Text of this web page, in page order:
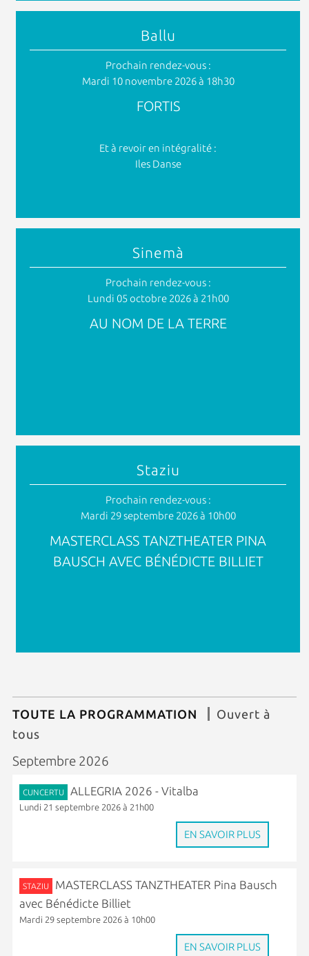
Ballu
Prochain rendez-vous :
Mardi 10 novembre 2026 à 18h30
FORTIS
Et à revoir en intégralité :
Iles Danse
Sinemà
Prochain rendez-vous :
Lundi 05 octobre 2026 à 21h00
AU NOM DE LA TERRE
Staziu
Prochain rendez-vous :
Mardi 29 septembre 2026 à 10h00
MASTERCLASS TANZTHEATER PINA
BAUSCH AVEC BÉNÉDICTE BILLIET
TOUTE LA PROGRAMMATION
Ouvert à
tous
Septembre 2026
CUNCERTU ALLEGRIA 2026 - Vitalba
Lundi 21 septembre 2026 à 21h00
EN SAVOIR PLUS
STAZIU
MASTERCLASS TANZTHEATER Pina Bausch
avec Bénédicte Billiet
Mardi 29 septembre 2026 à 10h00
EN SAVOIR PLUS